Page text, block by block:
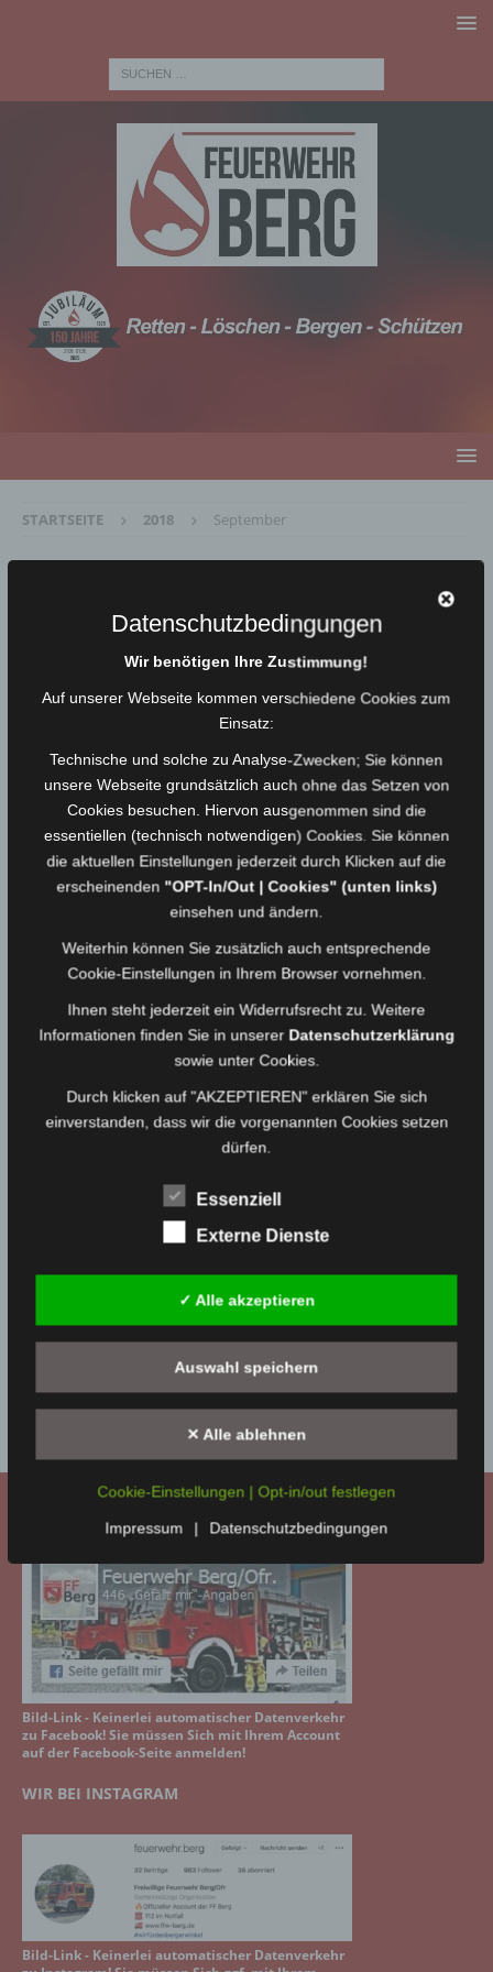
STARTSEITE 2018 September
Berufsfeuerwehrtag 2018
30.09.2018 Medienwart
Industriegebäude – Fehlalarm
26.09.2018 Medienwart
Einsatz vom 23.09.18 – Sturmschaden THL
23.09.2018 Medienwart
Einsatz vom 07.09.18 – VU mit LKW
eingeschlossen
06.09.2018 Medienwart
Einsatz vom 19.08.18 – THL, Keine Angaben
möglich
02.09.2018
Design → Widgetsin deinem WordPress
Dashboard und platziere Widgets in denSidebar 2
Widgetbereich.
WIR BEI FACEBOOK
Bild-Link - Keinerlei automatischer Datenverkehr
zu Facebook! Sie müssen Sich mit Ihrem Account
auf der Facebook-Seite anmelden!
WIR BEI INSTAGRAM
Bild-Link - Keinerlei automatischer Datenverkehr
Datenschutzbedingungen
Wir benötigen Ihre Zustimmung!
Auf unserer Webseite kommen verschiedene Cookies zum
Einsatz:
Technische und solche zu Analyse-Zwecken; Sie können
unsere Webseite grundsätzlich auch ohne das Setzen von
Cookies besuchen. Hiervon ausgenommen sind die
essentiellen (technisch notwendigen) Cookies. Sie können
die aktuellen Einstellungen jederzeit durch Klicken auf die
erscheinenden "OPT-In/Out | Cookies" (unten links)
einsehen und ändern.
Weiterhin können Sie zusätzlich auch entsprechende
Cookie-Einstellungen in Ihrem Browser vornehmen.
Ihnen steht jederzeit ein Widerrufsrecht zu. Weitere
Informationen finden Sie in unserer Datenschutzerklärung
sowie unter Cookies.
Durch klicken auf "AKZEPTIEREN" erklären Sie sich
einverstanden, dass wir die vorgenannten Cookies setzen
dürfen.
Essenziell
Externe Dienste
✓ Alle akzeptieren
Auswahl speichern
✕ Alle ablehnen
Cookie-Einstellungen | Opt-in/out festlegen
Impressum | Datenschutzbedingungen